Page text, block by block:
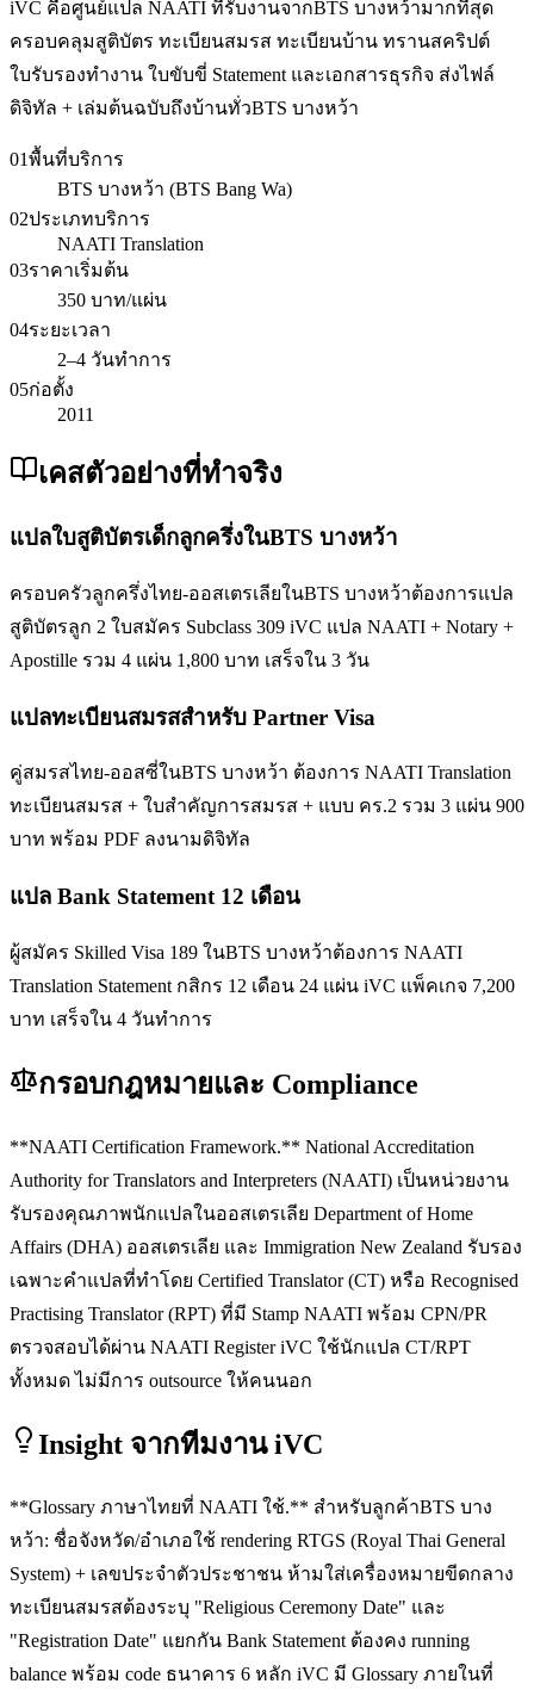
iVC คือศูนย์แปล NAATI ที่รับงานจากBTS บางหว้ามากที่สุด
ครอบคลุมสูติบัตร ทะเบียนสมรส ทะเบียนบ้าน ทรานสคริปต์
ใบรับรองทำงาน ใบขับขี่ Statement และเอกสารธุรกิจ ส่งไฟล์
ดิจิทัล + เล่มต้นฉบับถึงบ้านทั่วBTS บางหว้า
01พื้นที่บริการ
BTS บางหว้า (BTS Bang Wa)
02ประเภทบริการ
NAATI Translation
03ราคาเริ่มต้น
350 บาท/แผ่น
04ระยะเวลา
2–4 วันทำการ
05ก่อตั้ง
2011
เคสตัวอย่างที่ทำจริง
แปลใบสูติบัตรเด็กลูกครึ่งในBTS บางหว้า
ครอบครัวลูกครึ่งไทย-ออสเตรเลียในBTS บางหว้าต้องการแปล
สูติบัตรลูก 2 ใบสมัคร Subclass 309 iVC แปล NAATI + Notary +
Apostille รวม 4 แผ่น 1,800 บาท เสร็จใน 3 วัน
แปลทะเบียนสมรสสำหรับ Partner Visa
คู่สมรสไทย-ออสซี่ในBTS บางหว้า ต้องการ NAATI Translation
ทะเบียนสมรส + ใบสำคัญการสมรส + แบบ คร.2 รวม 3 แผ่น 900
บาท พร้อม PDF ลงนามดิจิทัล
แปล Bank Statement 12 เดือน
ผู้สมัคร Skilled Visa 189 ในBTS บางหว้าต้องการ NAATI
Translation Statement กสิกร 12 เดือน 24 แผ่น iVC แพ็คเกจ 7,200
บาท เสร็จใน 4 วันทำการ
กรอบกฎหมายและ Compliance
**NAATI Certification Framework.** National Accreditation
Authority for Translators and Interpreters (NAATI) เป็นหน่วยงาน
รับรองคุณภาพนักแปลในออสเตรเลีย Department of Home
Affairs (DHA) ออสเตรเลีย และ Immigration New Zealand รับรอง
เฉพาะคำแปลที่ทำโดย Certified Translator (CT) หรือ Recognised
Practising Translator (RPT) ที่มี Stamp NAATI พร้อม CPN/PR
ตรวจสอบได้ผ่าน NAATI Register iVC ใช้นักแปล CT/RPT
ทั้งหมด ไม่มีการ outsource ให้คนนอก
Insight จากทีมงาน iVC
**Glossary ภาษาไทยที่ NAATI ใช้.** สำหรับลูกค้าBTS บาง
หว้า: ชื่อจังหวัด/อำเภอใช้ rendering RTGS (Royal Thai General
System) + เลขประจำตัวประชาชน ห้ามใส่เครื่องหมายขีดกลาง
ทะเบียนสมรสต้องระบุ "Religious Ceremony Date" และ
"Registration Date" แยกกัน Bank Statement ต้องคง running
balance พร้อม code ธนาคาร 6 หลัก iVC มี Glossary ภายในที่